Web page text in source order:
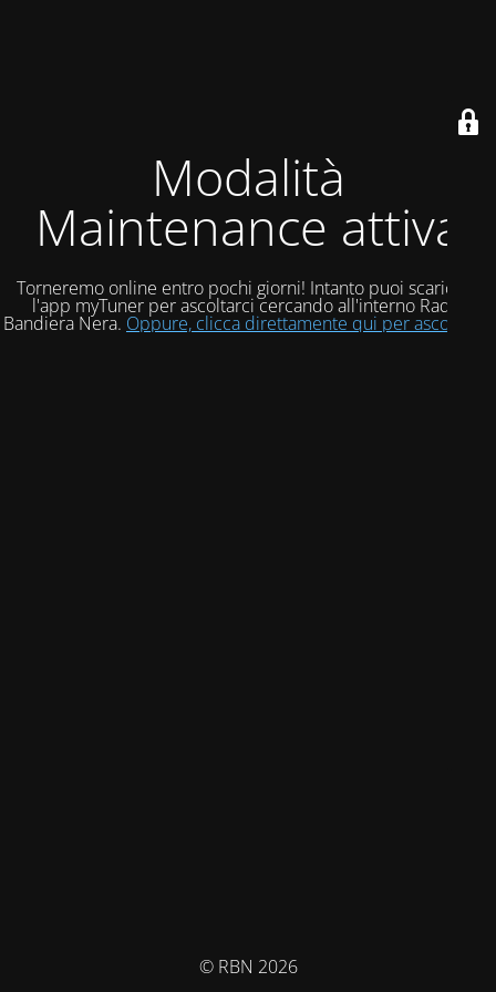
Modalità
Maintenance attiva
Torneremo online entro pochi giorni! Intanto puoi scaricare
l'app myTuner per ascoltarci cercando all'interno Radio
Bandiera Nera. Oppure, clicca direttamente qui per ascoltarci!
© RBN 2026